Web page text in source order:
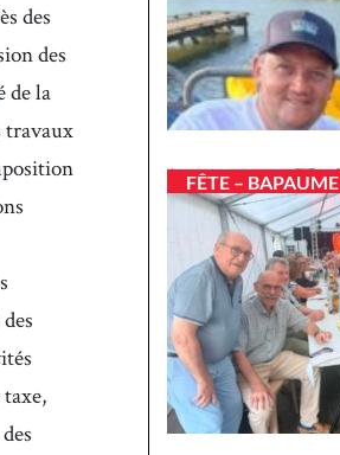
des
des
de la
travaux
FÊTE – BAPAUME